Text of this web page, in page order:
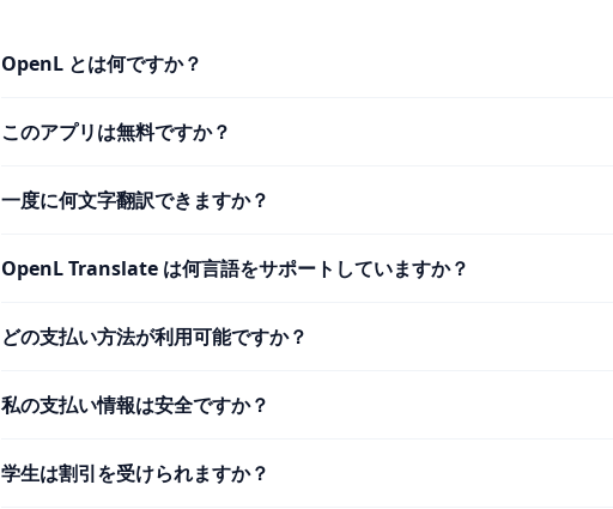
OpenL とは何ですか？
このアプリは無料ですか？
一度に何文字翻訳できますか？
OpenL Translate は何言語をサポートしていますか？
どの支払い方法が利用可能ですか？
私の支払い情報は安全ですか？
学生は割引を受けられますか？